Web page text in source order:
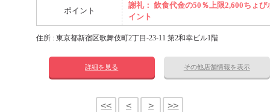
ポイント
謝礼： 飲食代金の50％上限2,600ちょび
イント
住所 : 東京都新宿区歌舞伎町2丁目-23-11 第2和幸ビル1階
詳細を見る その他店舗情報を表示
<< < > >>